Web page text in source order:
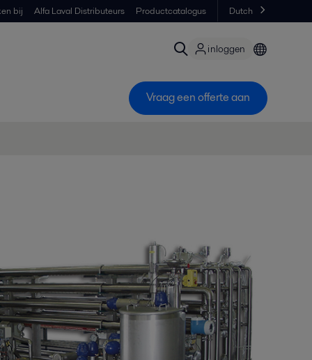
bij Alfa Laval Distributeurs Productcatalogus Dutch
inloggen
Vraag een offerte aan